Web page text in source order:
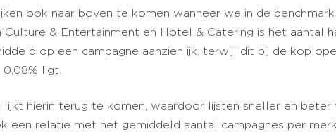
ook naar boven te komen wanneer we in de
Culture & Entertainment en Hotel & Catering is het aantal
op een campagne aanzienlijk, terwijl dit bij de
ligt.
hierin terug te komen, waardoor lijsten sneller en beter
een relatie met het gemiddeld aantal campagnes per